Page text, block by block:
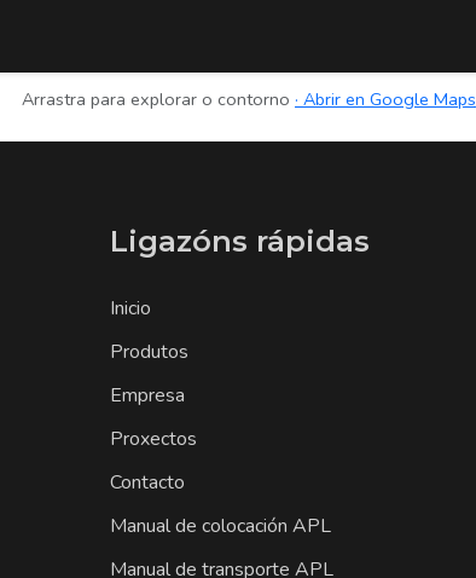
Arrastra para explorar o contorno Abrir en Google Maps
Ligazóns rápidas
Inicio
Produtos
Empresa
Proxectos
Contacto
Manual de colocación APL
Manual de transporte APL